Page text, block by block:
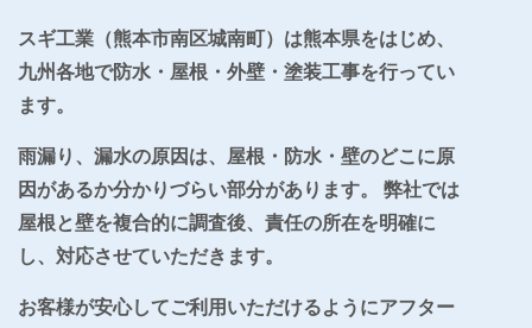
スギ工業（熊本市南区城南町）は熊本県をはじめ、
九州各地で防水・屋根・外壁・塗装工事を行ってい
ます。
雨漏り、漏水の原因は、屋根・防水・壁のどこに原
因があるか分かりづらい部分があります。 弊社では
屋根と壁を複合的に調査後、責任の所在を明確に
し、対応させていただきます。
お客様が安心してご利用いただけるようにアフター